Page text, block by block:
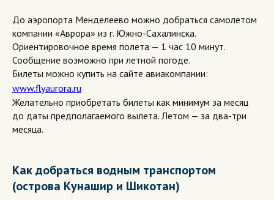
До аэропорта Менделеево можно добраться самолетом
компании «Аврора» из г. Южно-Сахалинска.
Ориентировочное время полета — 1 час 10 минут.
Сообщение возможно при летной погоде.
Билеты можно купить на сайте авиакомпании:
www.flyaurora.ru
Желательно приобретать билеты как минимум за месяц
до даты предполагаемого вылета. Летом — за два-три
месяца.
Как добраться водным транспортом
(острова Кунашир и Шикотан)